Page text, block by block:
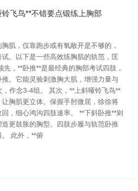
飞鸟**不错要点锻练上胸部
肌，仅靠跑步或有氧敞开是不够的，
。以下是一些高效练胸肌的轨范，匡
，**卧推**是最经典的胸部考试四肢，
。它能灵验刺激胸大肌，增强力量与
作念3-4组。 其次，**上斜哑铃飞鸟**
胸肌更立体。保握手肘微屈，徐徐将
，细心鸿沟四肢速率。 **下斜卧推**则
更鼓胀的胸型。四肢步履与轨范卧推
此外，**俯